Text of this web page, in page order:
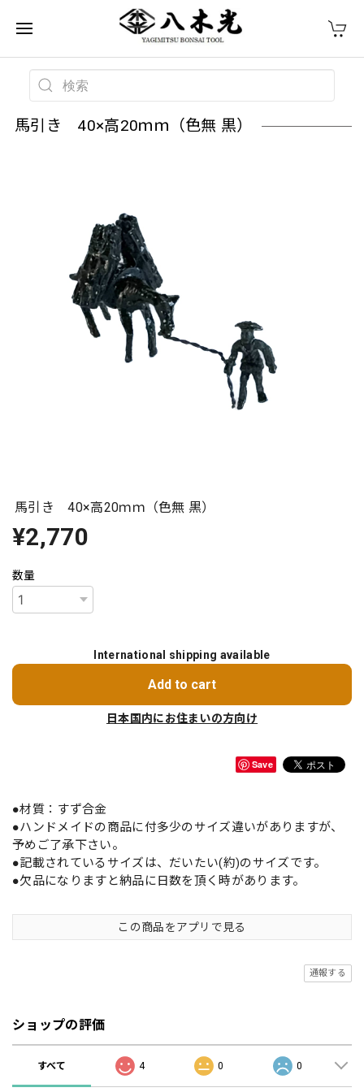
馬引き 40×高20ｍｍ（色無 黒）
馬引き 40×高20ｍｍ（色無 黒）
¥2,770
数量
International shipping available
Add to cart
日本国内にお住まいの方向け
Save
●材質：すず合金
●ハンドメイドの商品に付多少のサイズ違いがありますが、
予めご了承下さい。
●記載されているサイズは、だいたい(約)のサイズです。
●欠品になりますと納品に日数を頂く時があります。
この商品をアプリで見る
通報する
ショップの評価
すべて 4 0 0